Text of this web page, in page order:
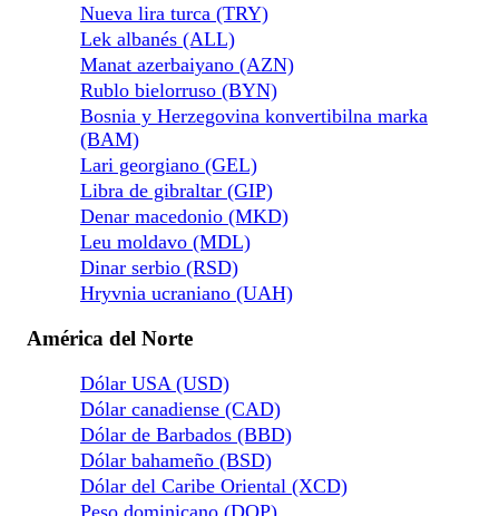
Nueva lira turca (TRY)
Lek albanés (ALL)
Manat azerbaiyano (AZN)
Rublo bielorruso (BYN)
Bosnia y Herzegovina konvertibilna marka
(BAM)
Lari georgiano (GEL)
Libra de gibraltar (GIP)
Denar macedonio (MKD)
Leu moldavo (MDL)
Dinar serbio (RSD)
Hryvnia ucraniano (UAH)
América del Norte
Dólar USA (USD)
Dólar canadiense (CAD)
Dólar de Barbados (BBD)
Dólar bahameño (BSD)
Dólar del Caribe Oriental (XCD)
Peso dominicano (DOP)